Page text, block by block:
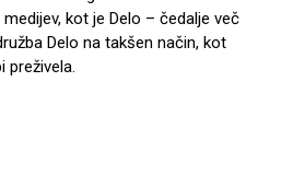
kot je Delo – čedalje več
Delo na takšen način, kot
preživela.